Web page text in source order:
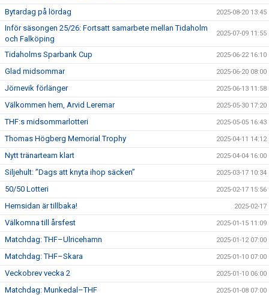
Bytardag på lördag 2025-08-20 13:45
Inför säsongen 25/26: Fortsatt samarbete mellan Tidaholm
och Falköping
2025-07-09 11:55
Tidaholms Sparbank Cup 2025-06-22 16:10
Glad midsommar 2025-06-20 08:00
Jörnevik förlänger 2025-06-13 11:58
Välkommen hem, Arvid Leremar 2025-05-30 17:20
THF:s midsommarlotteri 2025-05-05 16:43
Thomas Högberg Memorial Trophy 2025-04-11 14:12
Nytt tränarteam klart 2025-04-04 16:00
Siljehult: ”Dags att knyta ihop säcken” 2025-03-17 10:34
50/50 Lotteri 2025-02-17 15:56
Hemsidan är tillbaka! 2025-02-17
Välkomna till årsfest 2025-01-15 11:09
Matchdag: THF–Ulricehamn 2025-01-12 07:00
Matchdag: THF–Skara 2025-01-10 07:00
Veckobrev vecka 2 2025-01-10 06:00
Matchdag: Munkedal–THF 2025-01-08 07:00